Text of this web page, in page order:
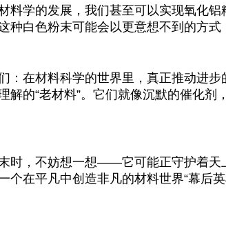
料学的发展，我们甚至可以实现氧化
种白色粉末可能会以更意想不到的方式
：在材料科学的世界里，真正推动进
解的“老材料”。它们就像沉默的催化剂
时，不妨想一想——它可能正守护着天
在平凡中创造非凡的材料世界“幕后英